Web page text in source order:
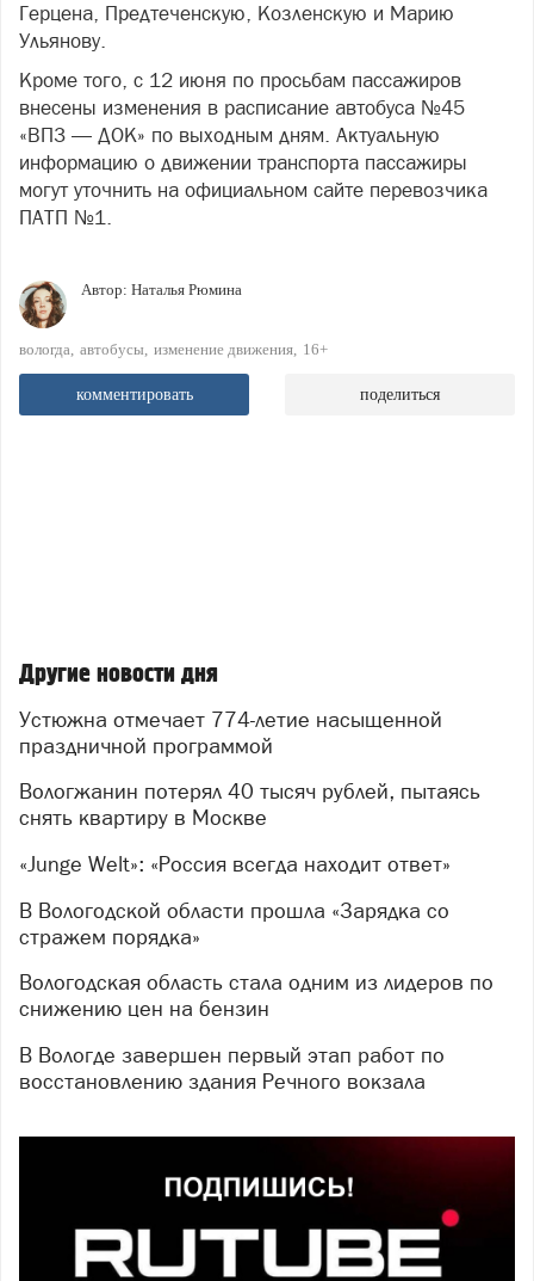
Герцена, Предтеченскую, Козленскую и Марию
Ульянову.
Кроме того, с 12 июня по просьбам пассажиров
внесены изменения в расписание автобуса №45
«ВПЗ — ДОК» по выходным дням. Актуальную
информацию о движении транспорта пассажиры
могут уточнить на официальном сайте перевозчика
ПАТП №1.
Автор: Наталья Рюмина
вологда автобусы изменение движения 16+
комментировать поделиться
Другие новости дня
Устюжна отмечает 774-летие насыщенной
праздничной программой
Вологжанин потерял 40 тысяч рублей, пытаясь
снять квартиру в Москве
«Junge Welt»: «Россия всегда находит ответ»
В Вологодской области прошла «Зарядка со
стражем порядка»
Вологодская область стала одним из лидеров по
снижению цен на бензин
В Вологде завершен первый этап работ по
восстановлению здания Речного вокзала